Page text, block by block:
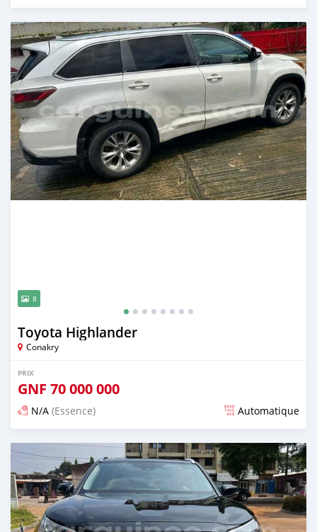
Publié il y a plus d'un an
8
Toyota Highlander
Conakry
PRIX
GNF 70 000 000
N/A (Essence) Automatique
Publié il y a plus d'un an